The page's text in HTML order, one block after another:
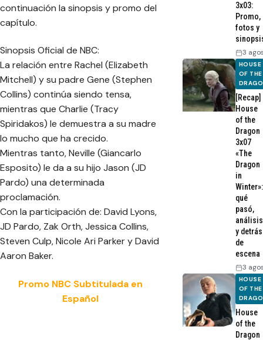
continuación la sinopsis y promo del
capítulo.
Sinopsis Oficial de NBC:
La relación entre Rachel (Elizabeth
Mitchell) y su padre Gene (Stephen
Collins) continúa siendo tensa,
mientras que Charlie (Tracy
Spiridakos) le demuestra a su madre
lo mucho que ha crecido.
Mientras tanto, Neville (Giancarlo
Esposito) le da a su hijo Jason (JD
Pardo) una determinada
proclamación.
Con la participación de: David Lyons,
JD Pardo, Zak Orth, Jessica Collins,
Steven Culp, Nicole Ari Parker y David
Aaron Baker.
Promo NBC Subtitulada en
Español
3x03:
Promo,
fotos y
3
HOUSE
OF THE
[Recap]
House
of the
Dragon
3x07
«The
Dragon
in
Winter»:
qué
pasó,
análisis
y detrás
de
escena
3
HOUSE
OF THE
House
of the
Dragon